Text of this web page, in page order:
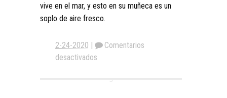
vive en el mar, y esto en su muñeca es un
soplo de aire fresco.
2-24-2020 |
Comentarios
desactivados